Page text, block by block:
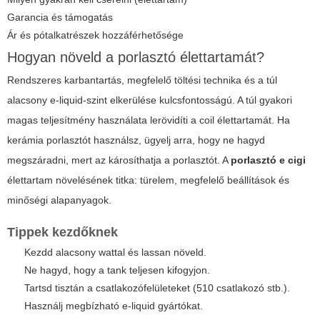
Garancia és támogatás
Ár és pótalkatrészek hozzáférhetősége
Hogyan növeld a porlasztó élettartamát?
Rendszeres karbantartás, megfelelő töltési technika és a túl
alacsony e-liquid-szint elkerülése kulcsfontosságú. A túl gyakori
magas teljesítmény használata lerövidíti a coil élettartamát. Ha
kerámia porlasztót használsz, ügyelj arra, hogy ne hagyd
megszáradni, mert az károsíthatja a porlasztót. A porlasztó e cigi
élettartam növelésének titka: türelem, megfelelő beállítások és
minőségi alapanyagok.
Tippek kezdőknek
Kezdd alacsony wattal és lassan növeld.
Ne hagyd, hogy a tank teljesen kifogyjon.
Tartsd tisztán a csatlakozófelületeket (510 csatlakozó stb.).
Használj megbízható e-liquid gyártókat.